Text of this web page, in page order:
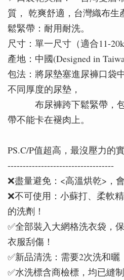
質， 乾爽舒適，台灣織布生
鬆緊帶：耐用耐洗。
尺寸：單一尺寸（適合11-
產地：中國(Designed in
包法：將尿墊塞進尿褲口袋
不同厚度的尿墊，
布尿褲跨下鬆緊帶，包
帶不能卡在褪肉上。
PS.C/P值超高，最沒壓力的
-----------------------------------
❌盡量避免：<高溫烘乾>，
❌不可使用：小蘇打、柔軟
的洗劑！
✅全部裝入大網格洗衣袋，
衣服刮傷！
✅新品清洗：需要2次洗和曬
✅水洗標含商檢標，均已縫